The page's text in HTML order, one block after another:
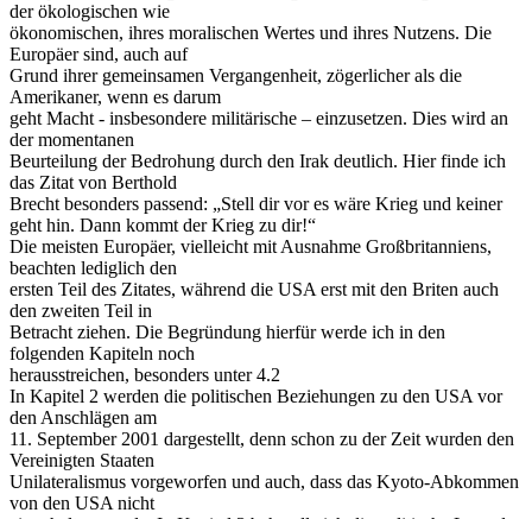
der ökologischen wie
ökonomischen, ihres moralischen Wertes und ihres Nutzens. Die
Europäer sind, auch auf
Grund ihrer gemeinsamen Vergangenheit, zögerlicher als die
Amerikaner, wenn es darum
geht Macht - insbesondere militärische – einzusetzen. Dies wird an
der momentanen
Beurteilung der Bedrohung durch den Irak deutlich. Hier finde ich
das Zitat von Berthold
Brecht besonders passend: „Stell dir vor es wäre Krieg und keiner
geht hin. Dann kommt der Krieg zu dir!“
Die meisten Europäer, vielleicht mit Ausnahme Großbritanniens,
beachten lediglich den
ersten Teil des Zitates, während die USA erst mit den Briten auch
den zweiten Teil in
Betracht ziehen. Die Begründung hierfür werde ich in den
folgenden Kapiteln noch
herausstreichen, besonders unter 4.2
In Kapitel 2 werden die politischen Beziehungen zu den USA vor
den Anschlägen am
11. September 2001 dargestellt, denn schon zu der Zeit wurden den
Vereinigten Staaten
Unilateralismus vorgeworfen und auch, dass das Kyoto-Abkommen
von den USA nicht